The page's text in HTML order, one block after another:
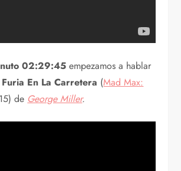
02:29:45 empezamos a hablar
En La Carretera (Mad Max:
de George Miller.